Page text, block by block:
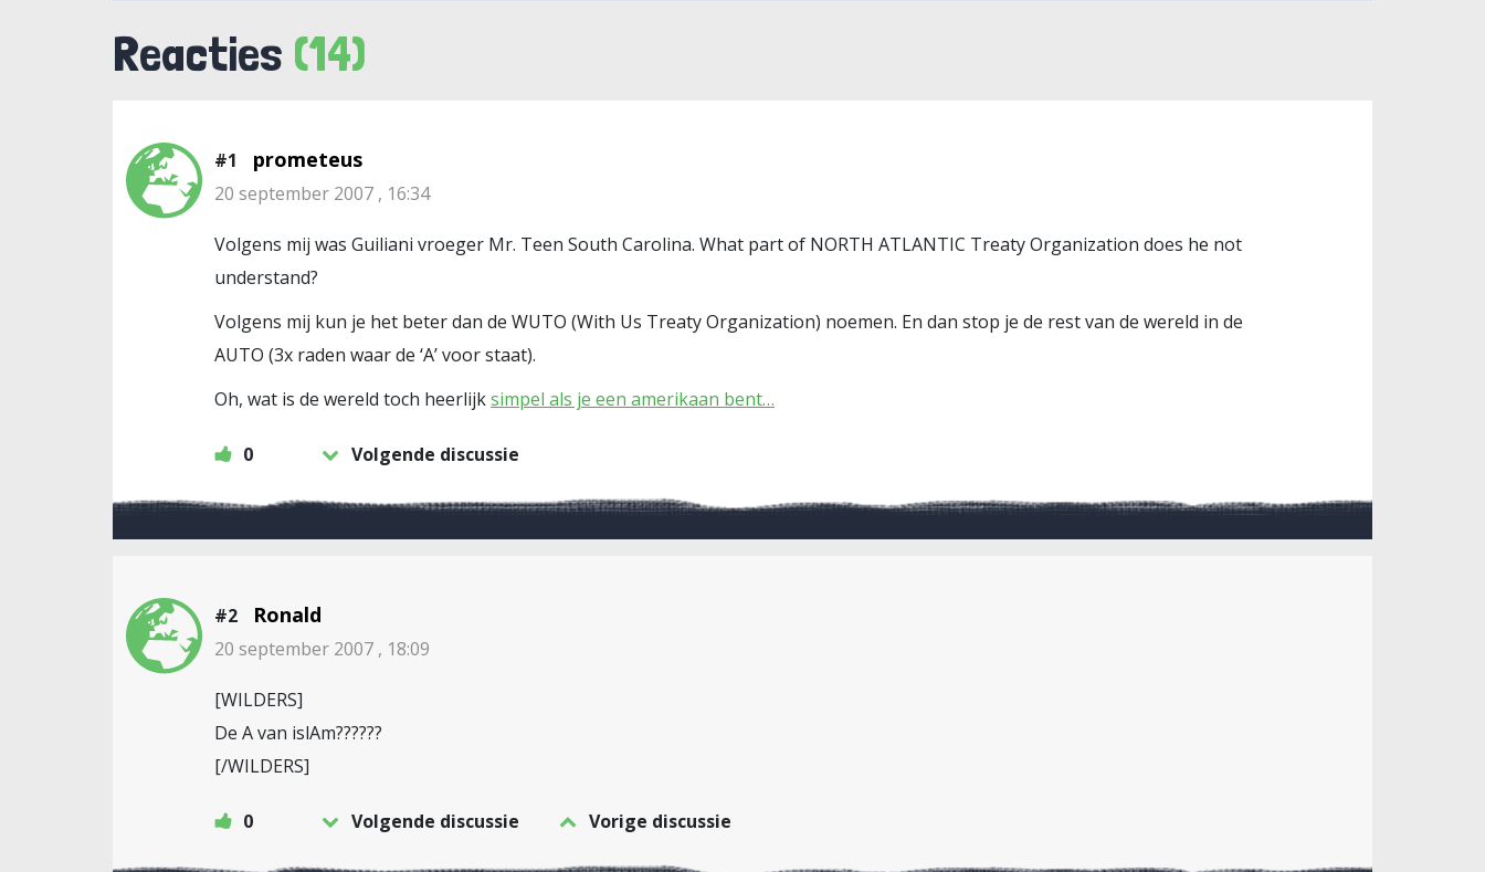
Reacties (14)
#1 prometeus
20 september 2007 , 16:34
Volgens mij was Guiliani vroeger Mr. Teen South Carolina. What part of NORTH ATLANTIC Treaty Organization does he not
understand?
Volgens mij kun je het beter dan de WUTO (With Us Treaty Organization) noemen. En dan stop je de rest van de wereld in de
AUTO (3x raden waar de ‘A’ voor staat).
Oh, wat is de wereld toch heerlijksimpel als je een amerikaan bent…
0 Volgende discussie
#2 Ronald
20 september 2007 , 18:09
[WILDERS]
De A van islAm??????
[/WILDERS]
0 Volgende discussie Vorige discussie